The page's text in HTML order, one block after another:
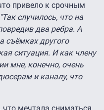
привело к срочным
"Так случилось, что на
два ребра. А
съёмках другого
ситуация. И как члену
мне, конечно, очень
и каналу, что